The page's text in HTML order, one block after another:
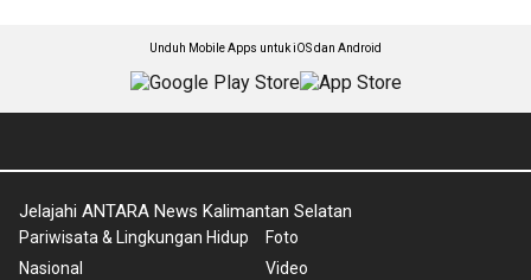
Unduh Mobile Apps untuk iOS dan Android
Jelajahi ANTARA News Kalimantan Selatan
Pariwisata & Lingkungan Hidup
Nasional
Foto
Video